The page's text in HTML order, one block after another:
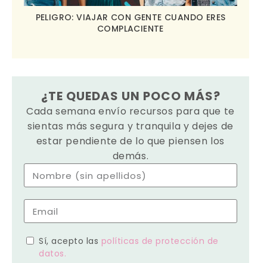
PELIGRO: VIAJAR CON GENTE CUANDO ERES
COMPLACIENTE
¿TE QUEDAS UN POCO MÁS?
Cada semana envío recursos para que te
sientas más segura y tranquila y dejes de
estar pendiente de lo que piensen los
demás.
Sí, acepto las políticas de protección de
datos.